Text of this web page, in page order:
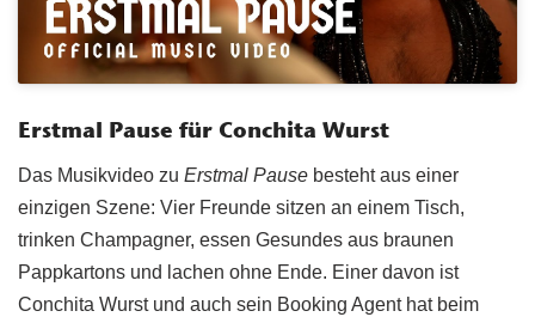
Erstmal Pause für Conchita Wurst
Das Musikvideo zu Erstmal Pause besteht aus einer
einzigen Szene: Vier Freunde sitzen an einem Tisch,
trinken Champagner, essen Gesundes aus braunen
Pappkartons und lachen ohne Ende. Einer davon ist
Conchita Wurst und auch sein Booking Agent hat beim